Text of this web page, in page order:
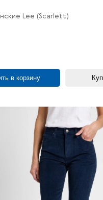
Lee (Scarlett)
в корзину